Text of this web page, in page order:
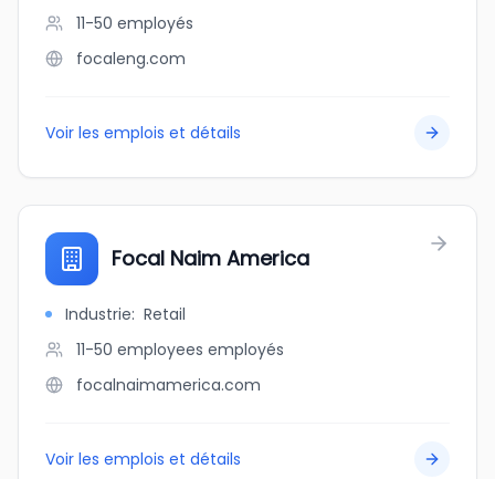
11-50 employés
focaleng.com
Voir les emplois et détails
Focal Naim America
Industrie: Retail
11-50 employees employés
focalnaimamerica.com
Voir les emplois et détails